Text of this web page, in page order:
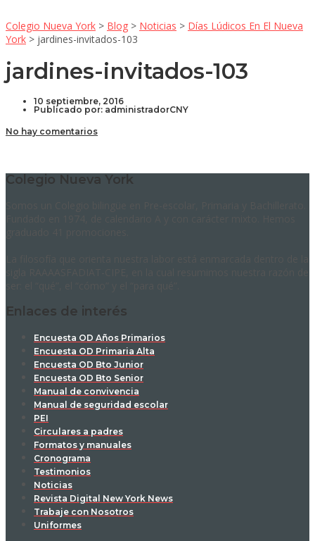
Colegio Nueva York > Blog > Noticias > Días Lúdicos En El Nueva
York > jardines-invitados-103
jardines-invitados-103
10 septiembre, 2016
Publicado por: administradorCNY
No hay comentarios
Colegio Nueva York
Enlaces de interés
Encuesta OD Años Primarios
Encuesta OD Primaria Alta
Encuesta OD Bto Junior
Encuesta OD Bto Senior
Manual de convivencia
Manual de seguridad escolar
PEI
Circulares a padres
Formatos y manuales
Cronograma
Testimonios
Noticias
Revista Digital New York News
Trabaje con Nosotros
Uniformes